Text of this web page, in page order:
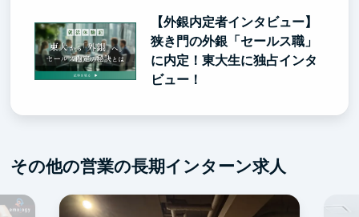
【外銀内定者インタビュー】
狭き門の外銀「セールス職」
に内定！東大生に独占インタ
ビュー！
その他の営業の長期インターン求人